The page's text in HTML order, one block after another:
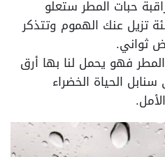
حبات المطر ستعلو
تزيل عنك الهموم وتتذكر
ثواني.
فهو يحمل لنا بها أرق
الحياة الخضراء